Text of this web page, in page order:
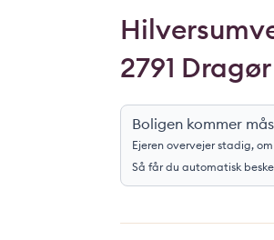
2791 Dragør
Boligen kommer
Ejeren overvejer stadig,
Så får du automatisk